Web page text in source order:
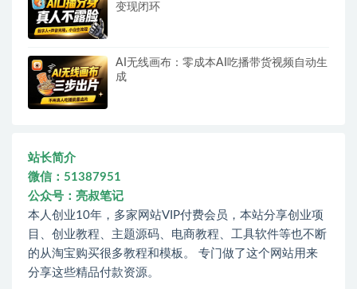
变现闭环
AI无线画布：零成本AI吃播带货视频自动生
成
站长简介
微信：51387951
公众号：亮叔笔记
本人创业10年，多家网站VIP付费会员，本站分享创业项
目、创业教程、主题源码、电商教程、工具软件等也不断
的从淘宝购买很多教程和模板。 专门做了这个网站用来
分享这些精品付款资源。